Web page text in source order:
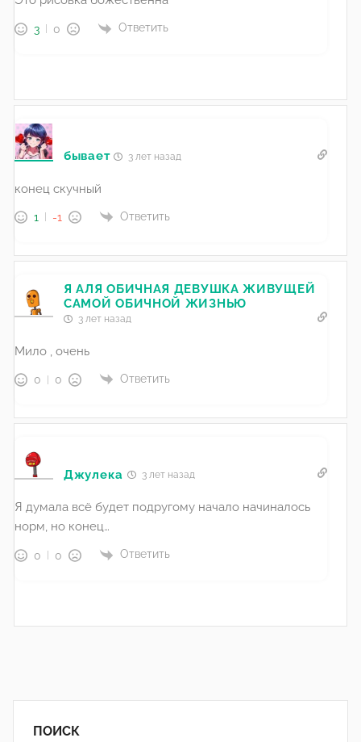
3 0 Ответить
бывает 3 лет назад
конец скучный
1 -1 Ответить
Я АЛЯ ОБИЧНАЯ ДЕВУШКА ЖИВУЩЕЙ
САМОЙ ОБИЧНОЙ ЖИЗНЬЮ
3 лет назад
Мило , очень
0 0 Ответить
Джулека 3 лет назад
Я думала всё будет подругому начало начиналось
норм, но конец…
0 0 Ответить
ПОИСК